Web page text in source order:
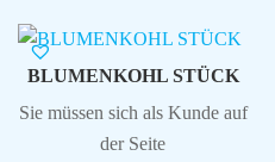
BLUMENKOHL STÜCK
Sie müssen sich als Kunde auf
der Seite